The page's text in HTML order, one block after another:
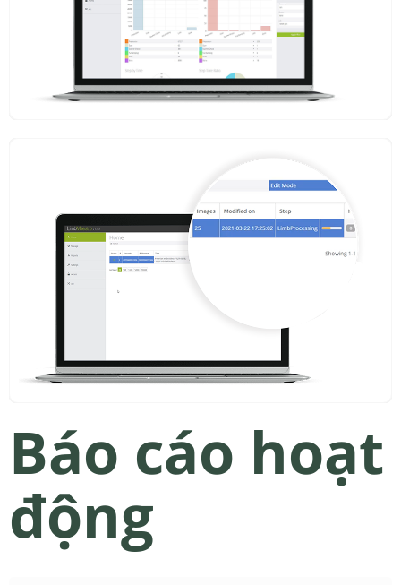
Báo cáo hoạt
động